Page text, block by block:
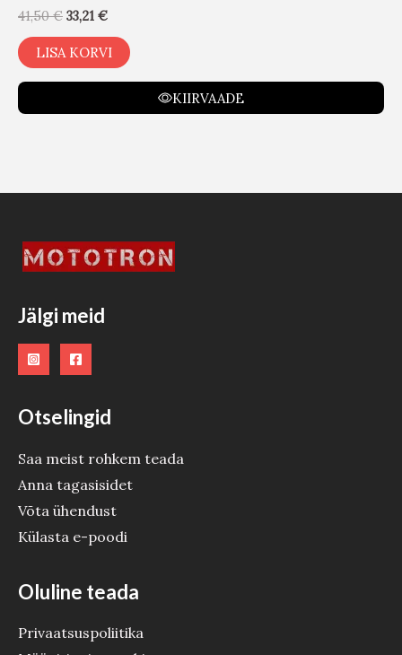
41,50€ 33,21 €
LISA KORVI
KIIRVAADE
Jälgi meid
Otselingid
Saa meist rohkem teada
Anna tagasisidet
Võta ühendust
Külasta e-poodi
Oluline teada
Privaatsuspoliitika